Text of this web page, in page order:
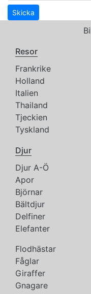
Skicka
Resor
Frankrike
Holland
Italien
Thailand
Tjeckien
Tyskland
Djur
Djur A-Ö
Apor
Björnar
Bältdjur
Delfiner
Elefanter
Flodhästar
Fåglar
Giraffer
Gnagare